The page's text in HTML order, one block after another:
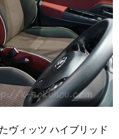
ヴィッツ ハイブリッド